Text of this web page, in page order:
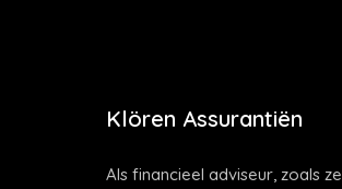
Klören Assurantiën
Als financieel adviseur, zoals ze